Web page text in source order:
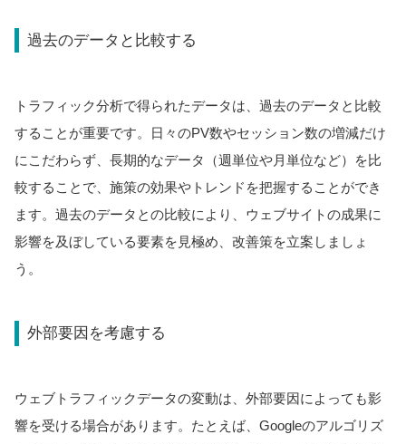
過去のデータと比較する
トラフィック分析で得られたデータは、過去のデータと比較
することが重要です。日々のPV数やセッション数の増減だけ
にこだわらず、長期的なデータ（週単位や月単位など）を比
較することで、施策の効果やトレンドを把握することができ
ます。過去のデータとの比較により、ウェブサイトの成果に
影響を及ぼしている要素を見極め、改善策を立案しましょ
う。
外部要因を考慮する
ウェブトラフィックデータの変動は、外部要因によっても影
響を受ける場合があります。たとえば、Googleのアルゴリズ